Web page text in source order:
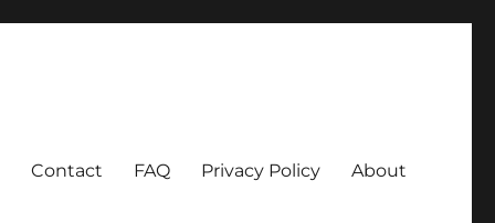
Contact FAQ Privacy Policy About